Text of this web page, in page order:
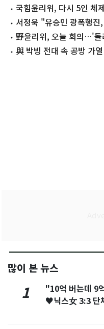
국힘윤리위, 다시 5인 체
의사' 표명
서정욱 "유승민 광폭행진
기"野윤리위, 오늘 회의…'돌
목 與 박빙 전대 속 공방 가
많이 본 뉴스
1
"10억 버는데 9
♥닉스女 3:3 단